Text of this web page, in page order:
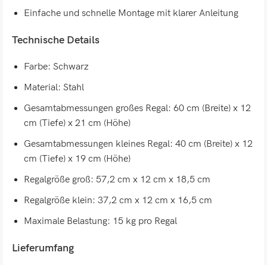
Einfache und schnelle Montage mit klarer Anleitung
Technische Details
Farbe: Schwarz
Material: Stahl
Gesamtabmessungen großes Regal: 60 cm (Breite) x 12
cm (Tiefe) x 21 cm (Höhe)
Gesamtabmessungen kleines Regal: 40 cm (Breite) x 12
cm (Tiefe) x 19 cm (Höhe)
Regalgröße groß: 57,2 cm x 12 cm x 18,5 cm
Regalgröße klein: 37,2 cm x 12 cm x 16,5 cm
Maximale Belastung: 15 kg pro Regal
Lieferumfang